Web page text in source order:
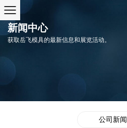
新闻中心
获取岳飞模具的最新信息和展览活动。
公司新闻